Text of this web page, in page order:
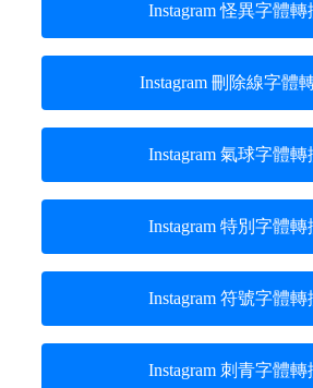
Instagram 怪異字體轉
Instagram 刪除線字體
Instagram 氣球字體轉
Instagram 特別字體轉
Instagram 符號字體轉
Instagram 刺青字體轉